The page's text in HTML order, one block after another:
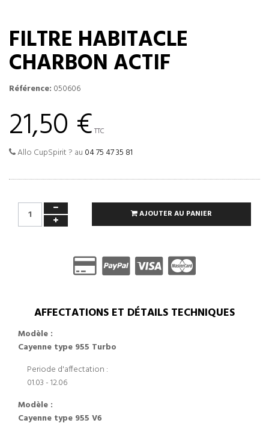
FILTRE HABITACLE
CHARBON ACTIF
Référence: 050606
21,50 € TTC
Allo CupSpirit ? au 04 75 47 35 81
AJOUTER AU PANIER
AFFECTATIONS ET DÉTAILS TECHNIQUES
Modèle :
Cayenne type 955 Turbo
Periode d'affectation :
01.03 - 12.06
Modèle :
Cayenne type 955 V6